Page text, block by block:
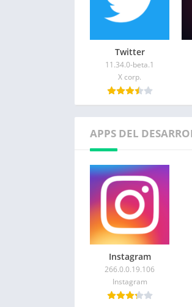
Twitter
11.34.0-beta.1
X corp.
APPS DEL
Instagram
266.0.0.19.106
Instagram